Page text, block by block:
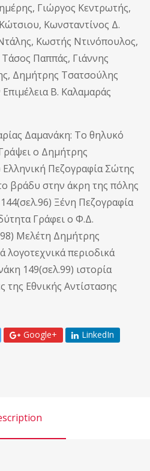
Γιώργος Κεντρωτής,
Κωνσταντίνος Δ.
Κωστής Ντινόπουλος,
Παππάς, Γιάννης
Δημήτρης Τσατσούλης
Β. Καλαμαράς
Δαμανάκη: Το θηλυκό
ο Δημήτρης
Πεζογραφία Σώτης
βράδυ στην άκρη της πόλης
Ξένη Πεζογραφία
Γράφει ο Φ.Δ.
Μελέτη Δημήτρης
λογοτεχνικά περιοδικά
149(σελ.99) ιστορία
της Εθνικής Αντίστασης
Google+ LinkedIn